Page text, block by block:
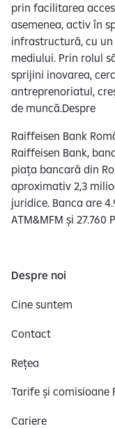
prin facilitarea
asemenea, activ în
infrastructură, cu
mediului. Prin rolul
sprijini inovarea,
antreprenoriatul,
de muncă.Despre
Raiffeisen Bank
Raiffeisen Bank,
piața bancară din
aproximativ 2,3
juridice. Banca are
ATM&MFM și
Despre noi
Cine suntem
Contact
Rețea
Tarife și comisioane
Cariere